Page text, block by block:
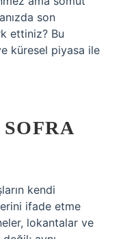
son
ettiniz? Bu
küresel piyasa ile
kendi
ifade etme
lokantalar ve